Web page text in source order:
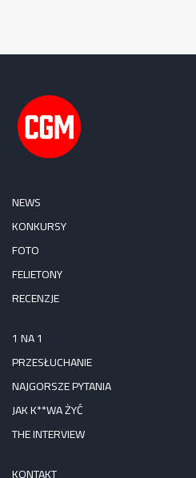
NEWS
KONKURSY
FOTO
FELIETONY
RECENZJE
1 NA 1
PRZESŁUCHANIE
NAJGORSZE PYTANIA
JAK K**WA ŻYĆ
THE INTERVIEW